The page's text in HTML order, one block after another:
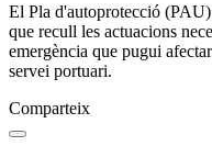
El Pla d'autoprotecció
que recull les actuacions
emergència que pugui
servei portuari.
Comparteix